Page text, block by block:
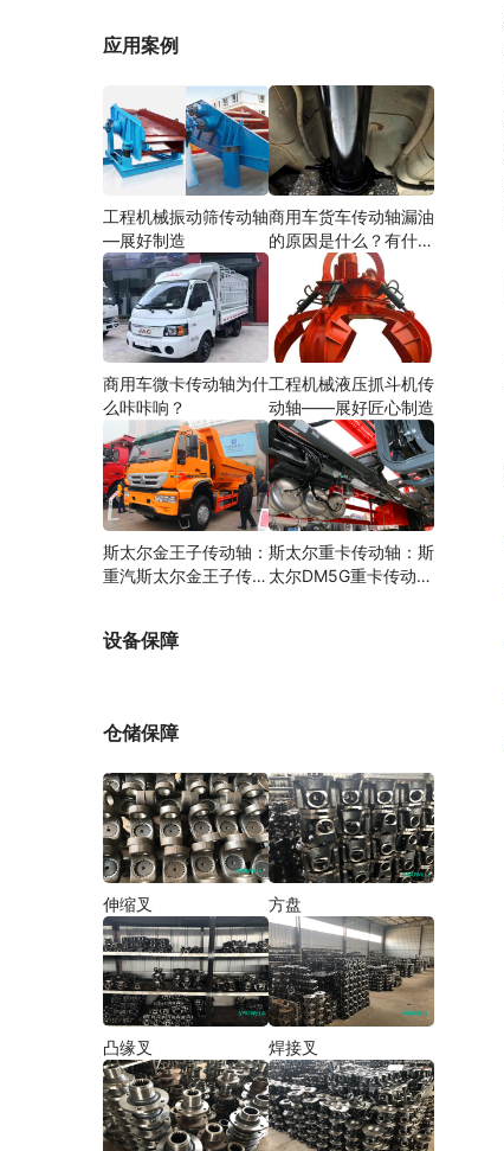
应用案例
工程机械振动筛传动轴
—展好制造
商用车货车传动轴漏油
的原因是什么？有什么
商用车微卡传动轴为什
么咔咔响？
工程机械液压抓斗机传
动轴——展好匠心制造
斯太尔金王子传动轴：
重汽斯太尔金王子传动
斯太尔重卡传动轴：斯
太尔DM5G重卡传动轴
设备保障
仓储保障
伸缩叉 方盘
凸缘叉 焊接叉